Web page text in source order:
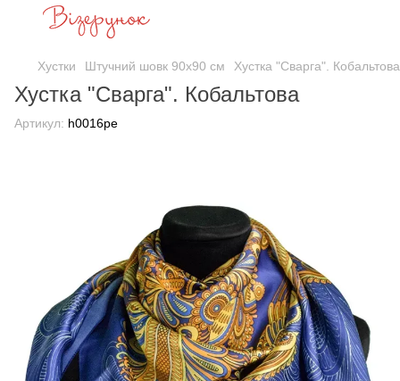
Хустки Штучний шовк 90х90 см Хустка "Сварга". Кобальтова
Хустка "Сварга". Кобальтова
Артикул: h0016pe